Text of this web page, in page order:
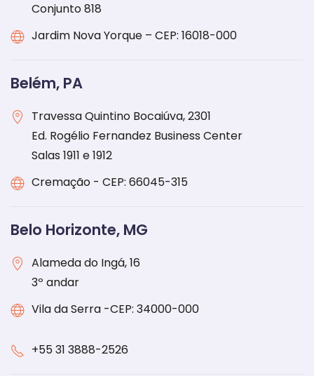
Conjunto 818
Jardim Nova Yorque – CEP: 16018-000
Belém, PA
Travessa Quintino Bocaiúva, 2301
Ed. Rogélio Fernandez Business Center
Salas 1911 e 1912
Cremação - CEP: 66045-315
Belo Horizonte, MG
Alameda do Ingá, 16
3º andar
Vila da Serra -CEP: 34000-000
+55 31 3888-2526